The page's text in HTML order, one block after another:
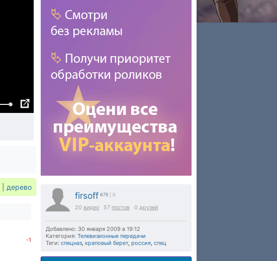
firsoff 675 | 0
20 видео 57 постов 0 друзей
Добавлено: 30 января 2009 в 19:12
Категория: Телевизионные передачи
Теги: спецназ, краповый берет, россия, спец
дерево
-1